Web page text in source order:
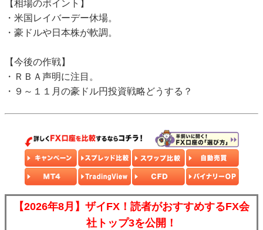
【相場のポイント】
・米国レイバーデー休場。
・豪ドルや日本株が軟調。
【今後の作戦】
・ＲＢＡ声明に注目。
・９～１１月の豪ドル円投資戦略どうする？
【2026年8月】ザイFX！読者がおすすめするFX会
社トップ3を公開！